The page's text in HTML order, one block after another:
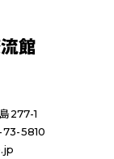
277-1
5810